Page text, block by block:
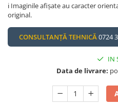
ℹ️ Imaginile afișate au caracter
original.
CONSULTANȚĂ TEHNICĂ0724
IN
Data de livrare: